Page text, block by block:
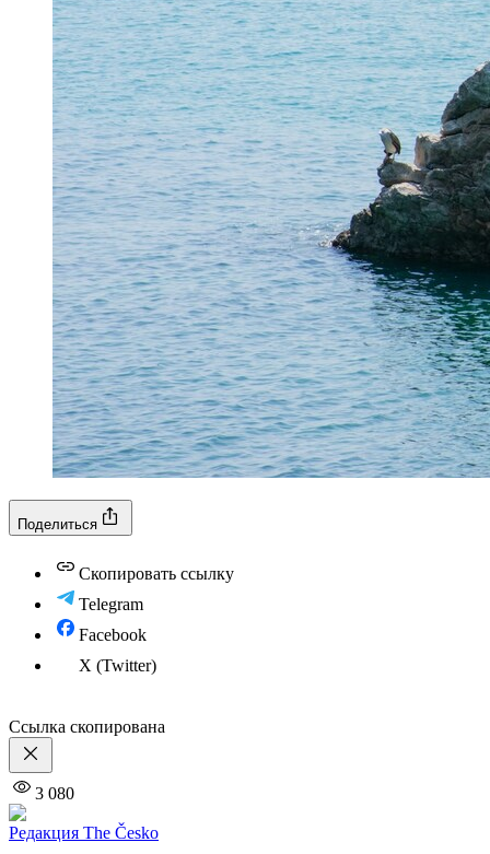
Поделиться
Скопировать ссылку
Telegram
Facebook
X (Twitter)
Ссылка скопирована
3 080
Редакция The Česko